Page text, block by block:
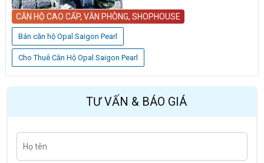
CĂN HỘ CAO CẤP, VĂN PHÒNG, SHOPHOUSE
Bán căn hộ Opal Saigon Pearl
Cho Thuê Căn Hộ Opal Saigon Pearl
TƯ VẤN & BÁO GIÁ
H